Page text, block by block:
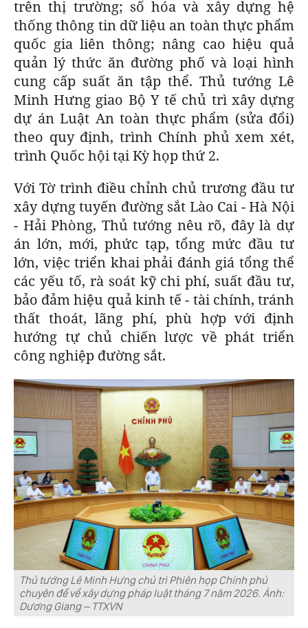
trên thị trường; số hóa và xây dựng hệ
thống thông tin dữ liệu an toàn thực phẩm
quốc gia liên thông; nâng cao hiệu quả
quản lý thức ăn đường phố và loại hình
cung cấp suất ăn tập thể. Thủ tướng Lê
Minh Hưng giao Bộ Y tế chủ trì xây dựng
dự án Luật An toàn thực phẩm (sửa đổi)
theo quy định, trình Chính phủ xem xét,
trình Quốc hội tại Kỳ họp thứ 2.
Với Tờ trình điều chỉnh chủ trương đầu tư
xây dựng tuyến đường sắt Lào Cai - Hà Nội
- Hải Phòng, Thủ tướng nêu rõ, đây là dự
án lớn, mới, phức tạp, tổng mức đầu tư
lớn, việc triển khai phải đánh giá tổng thể
các yếu tố, rà soát kỹ chi phí, suất đầu tư,
bảo đảm hiệu quả kinh tế - tài chính, tránh
thất thoát, lãng phí, phù hợp với định
hướng tự chủ chiến lược về phát triển
công nghiệp đường sắt.
Thủ tướng Lê Minh Hưng chủ trì Phiên họp Chính phủ
chuyên đề về xây dựng pháp luật tháng 7 năm 2026. Ảnh:
Dương Giang – TTXVN